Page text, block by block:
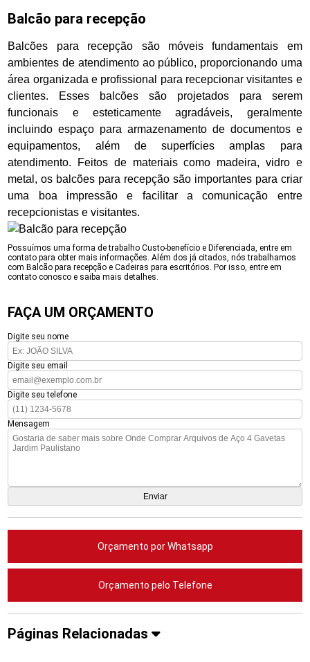
Balcão para recepção
Balcões para recepção são móveis fundamentais em
ambientes de atendimento ao público, proporcionando uma
área organizada e profissional para recepcionar visitantes e
clientes. Esses balcões são projetados para serem
funcionais e esteticamente agradáveis, geralmente
incluindo espaço para armazenamento de documentos e
equipamentos, além de superfícies amplas para
atendimento. Feitos de materiais como madeira, vidro e
metal, os balcões para recepção são importantes para criar
uma boa impressão e facilitar a comunicação entre
recepcionistas e visitantes.
Possuímos uma forma de trabalho Custo-benefício e Diferenciada, entre em
contato para obter mais informações. Além dos já citados, nós trabalhamos
com Balcão para recepção e Cadeiras para escritórios. Por isso, entre em
contato conosco e saiba mais detalhes.
FAÇA UM ORÇAMENTO
Digite seu nome
Digite seu email
Digite seu telefone
Mensagem
Orçamento por Whatsapp
Orçamento pelo Telefone
Páginas Relacionadas